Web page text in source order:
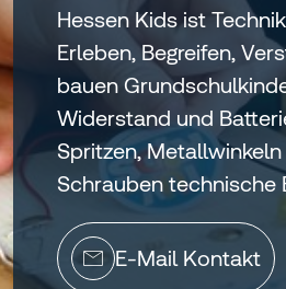
Hessen Kids ist
Erleben, Begreifen,
bauen
Widerstand und
Spritzen,
Schrauben technische
E-Mail Kontakt